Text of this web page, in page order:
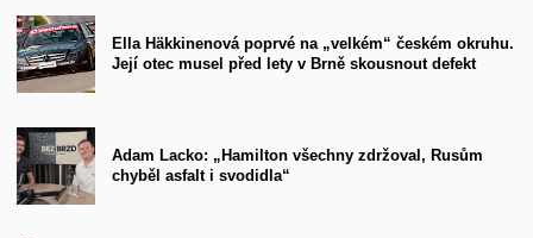
Ella Häkkinenová poprvé na „velkém“ českém okruhu.
Její otec musel před lety v Brně skousnout defekt
Adam Lacko: „Hamilton všechny zdržoval, Rusům
chyběl asfalt i svodidla“